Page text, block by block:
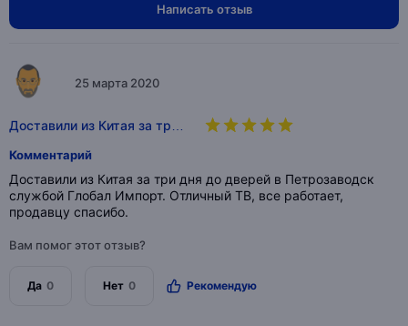
Написать отзыв
25 марта 2020
Доставили из Китая за тр…
Комментарий
Доставили из Китая за три дня до дверей в Петрозаводск
службой Глобал Импорт. Отличный ТВ, все работает,
продавцу спасибо.
Вам помог этот отзыв?
Да 0 Нет 0 Рекомендую